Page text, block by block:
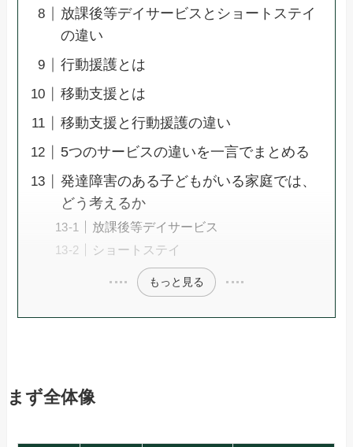
放課後等デイサービスとショートステイ
の違い
行動援護とは
移動支援とは
移動支援と行動援護の違い
5つのサービスの違いを一言でまとめる
発達障害のある子どもがいる家庭では、
どう考えるか
放課後等デイサービス
ショートステイ
もっと見る
まず全体像